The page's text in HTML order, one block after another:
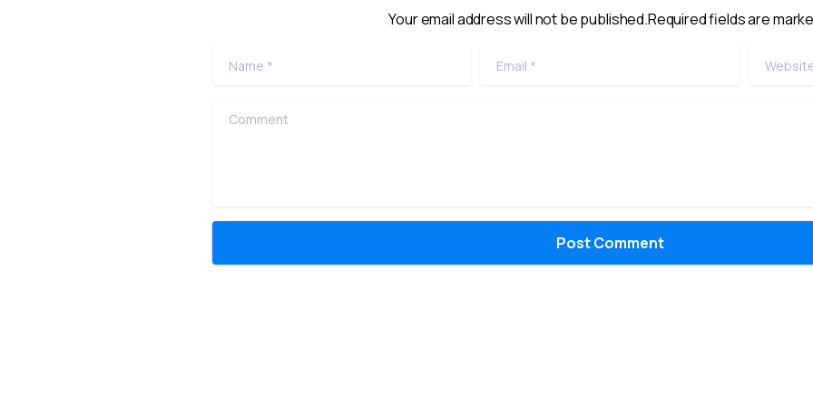
Your email address will not be published.Required fields are
Name
Email Website
Comment